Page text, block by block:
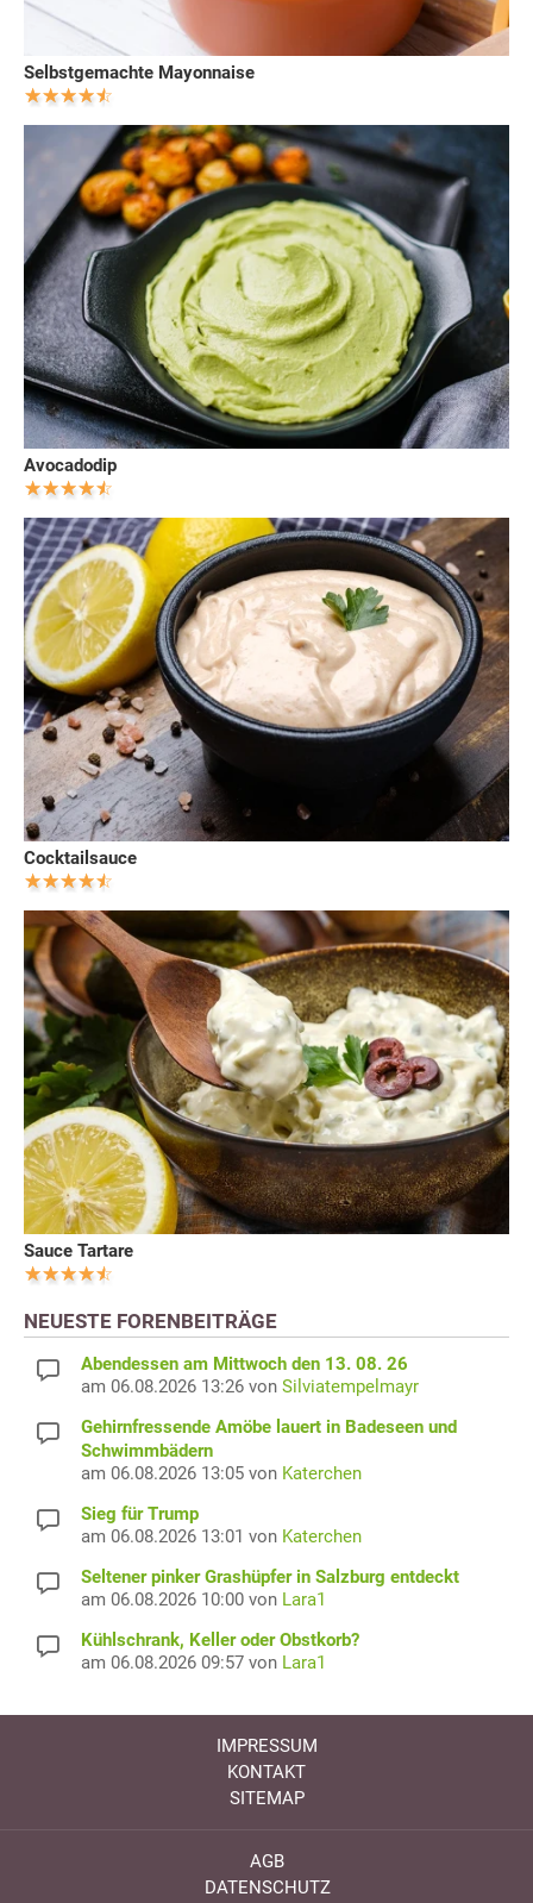
Selbstgemachte Mayonnaise
Avocadodip
Cocktailsauce
Sauce Tartare
NEUESTE FORENBEITRÄGE
Abendessen am Mittwoch den 13. 08. 26
am 06.08.2026 13:26 von Silviatempelmayr
Gehirnfressende Amöbe lauert in Badeseen und
Schwimmbädern
am 06.08.2026 13:05 von Katerchen
Sieg für Trump
am 06.08.2026 13:01 von Katerchen
Seltener pinker Grashüpfer in Salzburg entdeckt
am 06.08.2026 10:00 von Lara1
Kühlschrank, Keller oder Obstkorb?
am 06.08.2026 09:57 von Lara1
IMPRESSUM
KONTAKT
SITEMAP
AGB
DATENSCHUTZ